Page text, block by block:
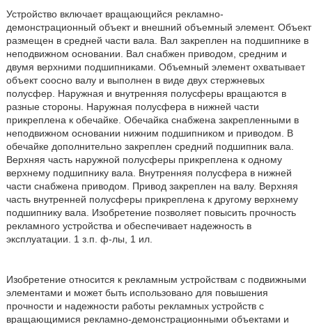
Устройство включает вращающийся рекламно-
демонстрационный объект и внешний объемный элемент. Объект
размещен в средней части вала. Вал закреплен на подшипнике в
неподвижном основании. Вал снабжен приводом, средним и
двумя верхними подшипниками. Объемный элемент охватывает
объект соосно валу и выполнен в виде двух стержневых
полусфер. Наружная и внутренняя полусферы вращаются в
разные стороны. Наружная полусфера в нижней части
прикреплена к обечайке. Обечайка снабжена закрепленными в
неподвижном основании нижним подшипником и приводом. В
обечайке дополнительно закреплен средний подшипник вала.
Верхняя часть наружной полусферы прикреплена к одному
верхнему подшипнику вала. Внутренняя полусфера в нижней
части снабжена приводом. Привод закреплен на валу. Верхняя
часть внутренней полусферы прикреплена к другому верхнему
подшипнику вала. Изобретение позволяет повысить прочность
рекламного устройства и обеспечивает надежность в
эксплуатации. 1 з.п. ф-лы, 1 ил.
Изобретение относится к рекламным устройствам с подвижными
элементами и может быть использовано для повышения
прочности и надежности работы рекламных устройств с
вращающимися рекламно-демонстрационными объектами и